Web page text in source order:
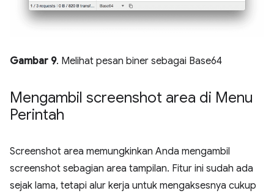
Gambar 9. Melihat pesan biner sebagai Base64
Mengambil screenshot area di Menu
Perintah
Screenshot area memungkinkan Anda mengambil
screenshot sebagian area tampilan. Fitur ini sudah ada
sejak lama, tetapi alur kerja untuk mengaksesnya cukup